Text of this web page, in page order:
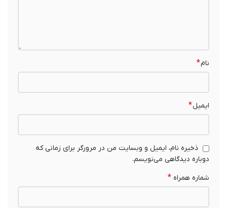
ایمیل*
ذخیره نام، ایمیل و وبسایت من در مرورگر برای زمانی که
دوباره دیدگاهی می‌نویسم.
شماره همراه*